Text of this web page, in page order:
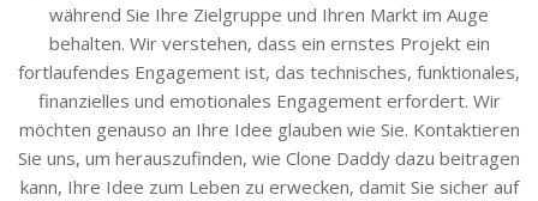
während Sie Ihre Zielgruppe und Ihren Markt im Auge
behalten. Wir verstehen, dass ein ernstes Projekt ein
fortlaufendes Engagement ist, das technisches, funktionales,
finanzielles und emotionales Engagement erfordert. Wir
möchten genauso an Ihre Idee glauben wie Sie. Kontaktieren
Sie uns, um herauszufinden, wie Clone Daddy dazu beitragen
kann, Ihre Idee zum Leben zu erwecken, damit Sie sicher auf